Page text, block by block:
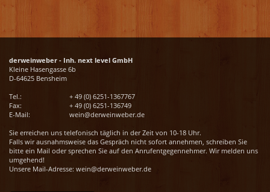
derweinweber - Inh. next level GmbH
Kleine Hasengasse 6b
D-64625 Bensheim
Tel.:
+ 49 (0) 6251-1367767
Fax:
+ 49 (0) 6251-136749
E-Mail:
wein@derweinweber.de
Sie erreichen uns telefonisch täglich in der Zeit von 10-18 Uhr.
Falls wir ausnahmsweise das Gespräch nicht sofort annehmen, schreiben Sie
bitte ein Mail oder sprechen Sie auf den Anrufentgegennehmer. Wir melden uns
umgehend!
Unsere Mail-Adresse: wein@derweinweber.de